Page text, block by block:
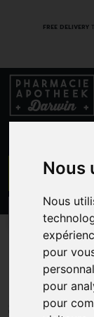
Nous
Nous
pour
pour
pour
FREE DELIVERY
Korres
50ml